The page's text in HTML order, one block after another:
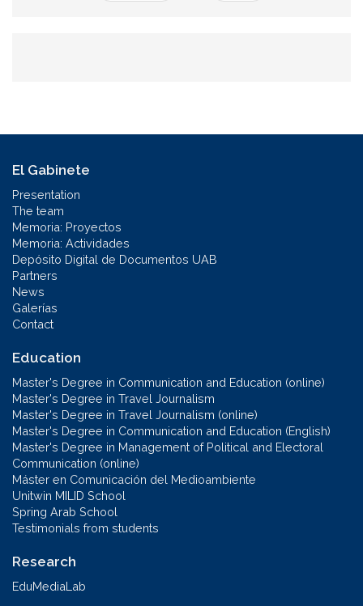
El Gabinete
Presentation
The team
Memoria: Proyectos
Memoria: Actividades
Depósito Digital de Documentos UAB
Partners
News
Galerías
Contact
Education
Master's Degree in Communication and Education (online)
Master's Degree in Travel Journalism
Master's Degree in Travel Journalism (online)
Master's Degree in Communication and Education (English)
Master's Degree in Management of Political and Electoral
Communication (online)
Máster en Comunicación del Medioambiente
Unitwin MILID School
Spring Arab School
Testimonials from students
Research
EduMediaLab